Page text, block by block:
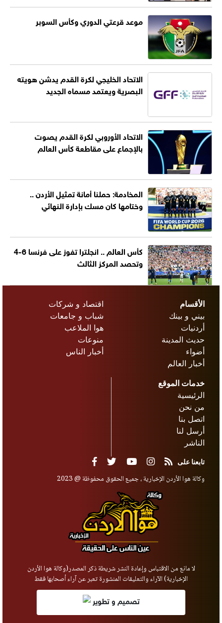
موعد قرعتي الدوري وكأس السوبر
الاتحاد الخليجي لكرة القدم يدشن هويته
البصرية ويعتمد مسماه الجديد
الاتحاد الأوروبي لكرة القدم يصوت
بالإجماع على مقاطعة كأس العالم
المخادمة: حملنا أمانة تمثيل الأردن ..
وختامها كان مسك بإدارة النهائي
كأس العالم .. انجلترا تفوز على فرنسا 6-4
وتحصد المركز الثالث
الأقسام
بيني و بينك
أردنيات
حديث المدينة
أضواء
أخبار العالم
اقتصاد و شركات
شباب و جامعات
هوا الملاعب
منوعات
أخبار الناس
خدمات الموقع
الرئيسية
من نحن
اتصل بنا
أرسل لنا
الناشر
تابعنا على
وكالة هوا الأردن الإخبارية ، جميع الحقوق محفوظة @ 2023
لا مانع من الاقتباس وإعادة النشر شريطة ذكر المصدر(وكالة هوا الأردن
الإخبارية) الآراء والتعليقات المنشورة تعبر عن آراء أصحابها فقط
تصميم و تطوير